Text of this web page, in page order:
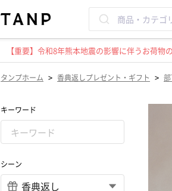
【重要】令和8年熊本地震の影響に伴うお荷
タンプホーム > 香典返しプレゼント・ギフト >
キーワード
シーン